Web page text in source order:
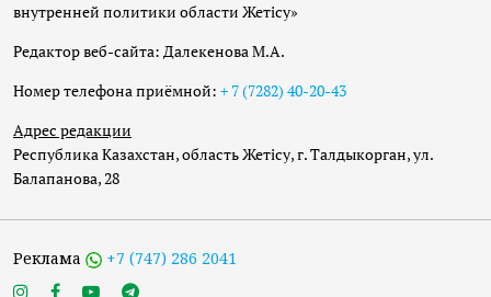
внутренней политики области Жетісу»
Редактор веб-сайта: Далекенова М.А.
Номер телефона приёмной: + 7 (7282) 40-20-43
Адрес редакции
Республика Казахстан, область Жетісу, г. Талдыкорган, ул.
Балапанова, 28
Реклама +7 (747) 286 2041